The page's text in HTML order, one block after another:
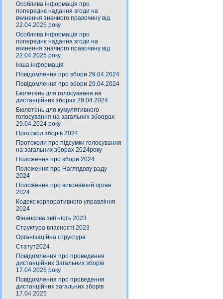
Особлива інформація про
попереднє надання згоди на
вчинення значного правочину від
22.04.2025 року
Особлива інформація про
попереднє надання згоди на
вчинення значного правочину від
22.04.2025 року
Інша інформація
Повідомлення про збори 29.04.2024
Повідомлення про збори 29.04.2024
Бюлетень для голосування на
дистанційних зборах 29.04.2024
Бюлетень для кумулятивного
голосування на загальних збоорах
29.04.2024 року
Протокол зборів 2024
Протоколи про підсумки голосування
на загальних зборах 2024року
Положення про збори 2024
Положення про Наглядову раду
2024
Положення про виконавчий орган
2024
Кодекс корпоративного управління
2024
Фінансова звітність 2023
Структура власності 2023
Організаційна структура
Статут2024
Повідомлення про проведення
дистанційних Загальних зборів
17.04.2025 року
Повідомлення про проведення
дистанційних загальних зборів
17.04.2025